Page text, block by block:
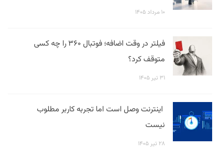
۱۰ مرداد ۱۴۰۵
فیلتر در وقت اضافه؛ فوتبال ۳۶۰ را چه کسی
متوقف کرد؟
۳۱ تیر ۱۴۰۵
اینترنت وصل است اما تجربه کاربر مطلوب
نیست
۲۸ تیر ۱۴۰۵